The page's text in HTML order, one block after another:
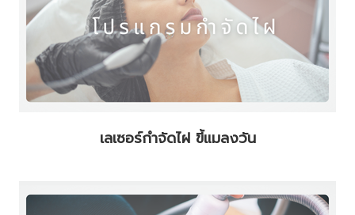
เลเซอร์กำจัดไฝ ขี้แมลงวัน